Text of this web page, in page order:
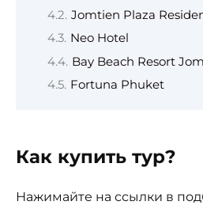
Jomtien Plaza
Neo Hotel
Bay Beach Resort
Fortuna Phuket
Как купить тур?
Нажимайте на ссылки в